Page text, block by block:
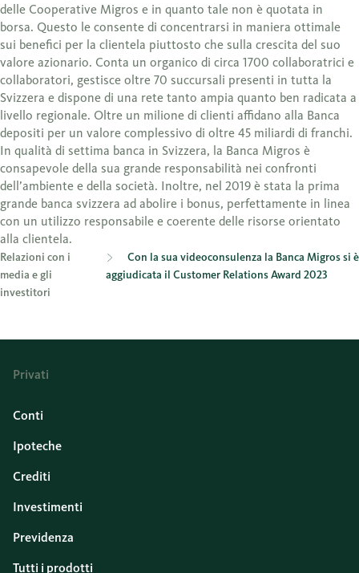
delle Cooperative Migros e in quanto tale non è quotata in
borsa. Questo le consente di concentrarsi in maniera ottimale
sui benefici per la clientela piuttosto che sulla crescita del suo
valore azionario. Conta un organico di circa 1700 collaboratrici e
collaboratori, gestisce oltre 70 succursali presenti in tutta la
Svizzera e dispone di una rete tanto ampia quanto ben radicata a
livello regionale. Oltre un milione di clienti affidano alla Banca
depositi per un valore complessivo di oltre 45 miliardi di franchi.
In qualità di settima banca in Svizzera, la Banca Migros è
consapevole della sua grande responsabilità nei confronti
dell’ambiente e della società. Inoltre, nel 2019 è stata la prima
grande banca svizzera ad abolire i bonus, perfettamente in linea
con un utilizzo responsabile e coerente delle risorse orientato
alla clientela.
Relazioni con i
media e gli
investitori
Con la sua videoconsulenza la Banca Migros si è
aggiudicata il Customer Relations Award 2023
Privati
Conti
Ipoteche
Crediti
Investimenti
Previdenza
Tutti i prodotti